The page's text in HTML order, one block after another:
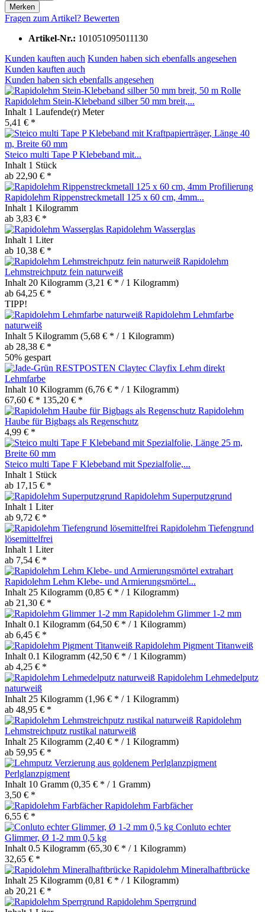
Merken
Fragen zum Artikel? Bewerten
Artikel-Nr.: 101051095011130
Kunden kauften auch Kunden haben sich ebenfalls angesehen
Kunden kauften auch
Kunden haben sich ebenfalls angesehen
Rapidolehm Stein-Klebeband silber 50 mm breit,...
Inhalt 1 Laufende(r) Meter
5,41 € *
Steico multi Tape P Klebeband mit...
Inhalt 1 Stück
ab 22,90 € *
Rapidolehm Rippenstreckmetall 125 x 60 cm, 4mm...
Inhalt 1 Kilogramm
ab 3,83 € *
Rapidolehm Wasserglas
Inhalt 1 Liter
ab 10,38 € *
Rapidolehm
Lehmstreichputz fein naturweiß
Inhalt 20 Kilogramm (3,21 € * / 1 Kilogramm)
ab 64,25 € *
TIPP!
Rapidolehm Lehmfarbe
naturweiß
Inhalt 5 Kilogramm (5,68 € * / 1 Kilogramm)
ab 28,38 € *
50% gespart
RESTPOSTEN Claytec Clayfix Lehm direkt
Lehmfarbe
Inhalt 10 Kilogramm (6,76 € * / 1 Kilogramm)
67,60 € * 135,20 € *
Rapidolehm
Haube für Bigbags als Regenschutz
4,99 € *
Steico multi Tape F Klebeband mit Spezialfolie,...
Inhalt 1 Stück
ab 17,15 € *
Rapidolehm Superputzgrund
Inhalt 1 Liter
ab 9,72 € *
Rapidolehm Tiefengrund
lösemittelfrei
Inhalt 1 Liter
ab 7,54 € *
Rapidolehm Lehm Klebe- und Armierungsmörtel...
Inhalt 25 Kilogramm (0,85 € * / 1 Kilogramm)
ab 21,30 € *
Rapidolehm Glimmer 1-2 mm
Inhalt 0.1 Kilogramm (64,50 € * / 1 Kilogramm)
ab 6,45 € *
Rapidolehm Pigment Titanweiß
Inhalt 0.1 Kilogramm (42,50 € * / 1 Kilogramm)
ab 4,25 € *
Rapidolehm Lehmedelputz
naturweiß
Inhalt 25 Kilogramm (1,96 € * / 1 Kilogramm)
ab 48,95 € *
Rapidolehm
Lehmstreichputz rustikal naturweiß
Inhalt 25 Kilogramm (2,40 € * / 1 Kilogramm)
ab 59,95 € *
Perlglanzpigment
Inhalt 10 Gramm (0,35 € * / 1 Gramm)
3,50 € *
Rapidolehm Farbfächer
6,55 € *
Conluto echter
Glimmer, Ø 1-2 mm 0,5 kg
Inhalt 0.5 Kilogramm (65,30 € * / 1 Kilogramm)
32,65 € *
Rapidolehm Mineralhaftbrücke
Inhalt 25 Kilogramm (0,81 € * / 1 Kilogramm)
ab 20,21 € *
Rapidolehm Sperrgrund